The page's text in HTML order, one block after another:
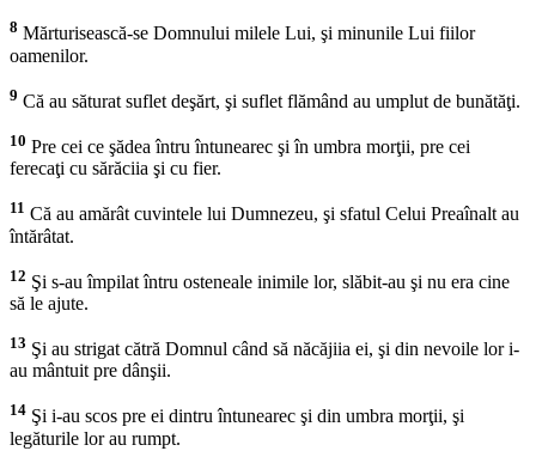
8 Mărturisească-se Domnului milele Lui, şi minunile Lui fiilor
oamenilor.
9 Că au săturat suflet deşărt, şi suflet flămând au umplut de bunătăţi.
10 Pre cei ce şădea întru întunearec şi în umbra morţii, pre cei
ferecaţi cu sărăciia şi cu fier.
11 Că au amărât cuvintele lui Dumnezeu, şi sfatul Celui Preaînalt au
întărâtat.
12 Şi s-au împilat întru osteneale inimile lor, slăbit-au şi nu era cine
să le ajute.
13 Şi au strigat cătră Domnul când să năcăjiia ei, şi din nevoile lor i-
au mântuit pre dânşii.
14 Şi i-au scos pre ei dintru întunearec şi din umbra morţii, şi
legăturile lor au rumpt.